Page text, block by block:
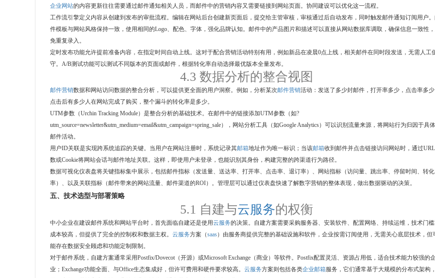
企业网站的内容更新往往需要通过邮件通知相关人员，而邮件中的营销内容又需要链接到网站页面。协同建设可以优化这一流程。
工作流引擎定义内容从创建到发布的审批流程。编辑在网站后台创建新页面后，提交给主管审核，审核通过后自动发布，同时触发邮件通知订阅用户
件模板与网站风格保持一致，使用相同的Logo、配色、字体，强化品牌认知。邮件中的产品图片和描述可以直接从网站数据库调取，确保信息一致性
免重复录入。
定时发布功能允许提前准备内容，在指定时间自动上线。这对于配合营销活动特别有用，例如新品在凌晨0点上线，相关邮件在同时段发送，无需人工
守。A/B测试功能可以测试不同版本的页面或邮件，根据转化率自动选择最优版本全量发布。
4.3 数据分析的整合视图
邮件营销数据和网站访问数据的整合分析，可以提供更全面的用户洞察。例如，分析某次邮件营销活动：发送了多少封邮件，打开率多少，点击率多少
点击后有多少人在网站完成了购买，整个漏斗的转化率是多少。
UTM参数（Urchin Tracking Module）是整合分析的基础技术。在邮件中的链接添加UTM参数（如?
utm_source=newsletter&utm_medium=email&utm_campaign=spring_sale），网站分析工具（如Google Analytics）可以识别流量来源，将网站行为归因于具
邮件活动。
用户ID关联是实现跨系统追踪的关键。当用户在网站注册时，系统记录其邮箱地址作为唯一标识；当该邮箱收到邮件并点击链接访问网站时，通过
数或Cookie将网站会话与邮件地址关联。这样，即使用户未登录，也能识别其身份，构建完整的跨渠道行为路径。
数据可视化仪表盘将关键指标集中展示，包括邮件指标（发送量、送达率、打开率、点击率、退订率）、网站指标（访问量、跳出率、停留时间、转化
率）、以及关联指标（邮件带来的网站流量、邮件渠道的ROI）。管理层可以通过仪表盘快速了解数字营销的整体表现，做出数据驱动的决策。
五、技术选型与部署策略
5.1 自建与云服务的权衡
中小企业在建设邮件系统和网站平台时，首先面临自建还是使用云服务的决策。自建方案需要采购服务器、安装软件、配置网络、持续运维，技术门
成本较高，但提供了完全的控制权和数据主权。 云服务方案（saas）由服务商提供完整的基础设施和软件，企业按需订阅使用，无需关心底层技术，但
能存在数据安全顾虑和功能定制限制。
对于邮件系统，自建方案通常采用Postfix/Dovecot（开源）或Microsoft Exchange（商业）等软件。Postfix配置灵活、资源占用低，适合技术能力较强的
业；Exchange功能全面、与Office生态集成好，但许可费用和硬件要求较高。 云服务方案则包括各类企业邮箱服务，它们通常基于大规模的分布式架构